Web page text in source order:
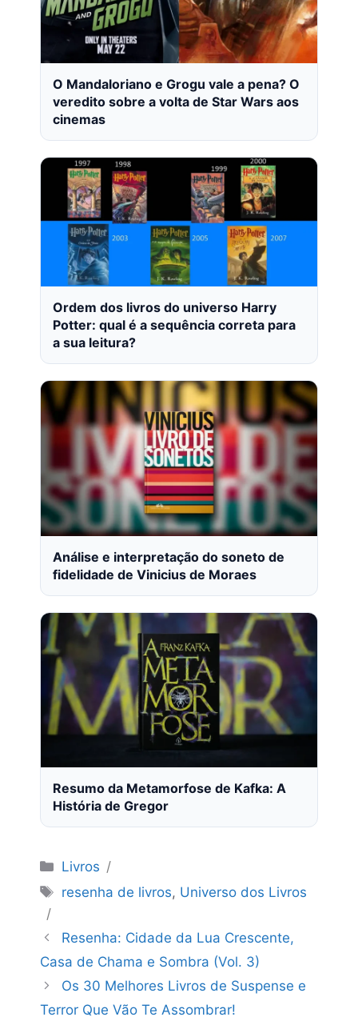
O Mandaloriano e Grogu vale a pena? O
veredito sobre a volta de Star Wars aos
cinemas
Ordem dos livros do universo Harry
Potter: qual é a sequência correta para
a sua leitura?
Análise e interpretação do soneto de
fidelidade de Vinicius de Moraes
Resumo da Metamorfose de Kafka: A
História de Gregor
Categorias
Livros
Tags
resenha de livros, Universo dos Livros
Resenha: Cidade da Lua Crescente,
Casa de Chama e Sombra (Vol. 3)
Os 30 Melhores Livros de Suspense e
Terror Que Vão Te Assombrar!